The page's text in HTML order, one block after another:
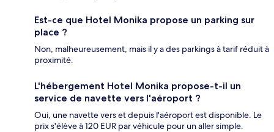
Est-ce que Hotel Monika propose un parking sur
place ?
Non, malheureusement, mais il y a des parkings à tarif réduit à
proximité.
L'hébergement Hotel Monika propose-t-il un
service de navette vers l'aéroport ?
Oui, une navette vers et depuis l'aéroport est disponible. Le
prix s'élève à 120 EUR par véhicule pour un aller simple.